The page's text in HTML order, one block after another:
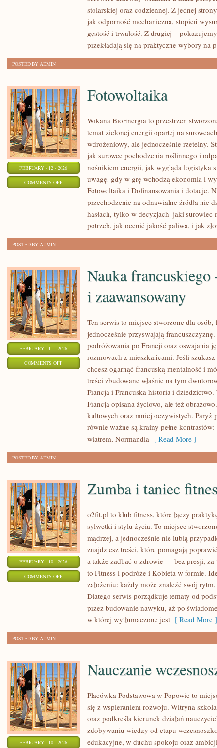
ZRÓWNOWAŻONY
stolarskiej oraz codziennej. Z jednej
jak odporność mechaniczna, stopień
gęstość i trwałość. Z drugiej –
przekładają się na praktyczne wybory na
POSTED BY ADMIN
FEBRUARY - 12 - 2026
COMMENTS OFFON
FOTOWOLTAIKA
Fotowoltaika
Wikana BioEnergia to przestrzeń
temat zielonej energii opartej na
wdrożeniowy, ale jednocześnie rzetelny.
jak surowce pochodzenia roślinnego i
nośnikiem energii, jak wygląda logistyka
uwagę, gdy w grę wchodzą ekonomia i
Fotowoltaika i Dofinansowania i dotacje.
przechodzenie na odnawialne źródła nie
hasłach, tylko w decyzjach: jaki surowiec
potrzeb, jak ocenić jakość paliwa, i jak
POSTED BY ADMIN
FEBRUARY - 11 - 2026
COMMENTS OFFON
Nauka
i zaawansowany
Ten serwis to miejsce stworzone dla
jednocześnie przyswajają
podróżowania po Francji oraz oswajania
rozmowach z mieszkańcami. Jeśli
chcesz ogarnąć francuską mentalność i
treści zbudowane właśnie na tym
Francja i Francuska historia i
Francja opisana życiowo, ale też
kultowych oraz mniej oczywistych. Paryż
równie ważne są krainy pełne
wiatrem, Normandia [ Read More ]
POSTED BY ADMIN
FEBRUARY - 10 - 2026
COMMENTS OFFON
Zumba i taniec
o2fit.pl to klub fitness, które łączy
sylwetki i stylu życia. To miejsce
mądrzej, a jednocześnie nie lubią
znajdziesz treści, które pomagają
a także zadbać o zdrowie — bez presji,
to Fitness i podróże i Kobieta w formie.
założeniu: każdy może znaleźć swój
Dlatego serwis porządkuje tematy od
przez budowanie nawyku, aż po
w której wytłumaczone jest [ Read More ]
POSTED BY ADMIN
FEBRUARY - 10 - 2026
Nauczanie
Placówka Podstawowa w Popowie to
się z wspieraniem rozwoju. Witryna
oraz podkreśla kierunek działań
zdobywaniu wiedzy od etapu
edukacyjne, w duchu spokoju oraz